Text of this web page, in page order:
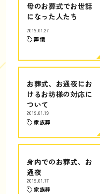
母のお葬式でお世話
になった人たち
2019.01.27
葬儀
お葬式、お通夜にお
けるお坊様の対応に
ついて
2019.01.19
家族葬
身内でのお葬式、お
通夜
2019.01.17
家族葬